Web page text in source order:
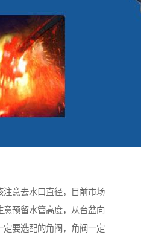
注意去水口直径，目前市场
意预留水管高度，从台盆向
定要选配的角阀，角阀一定